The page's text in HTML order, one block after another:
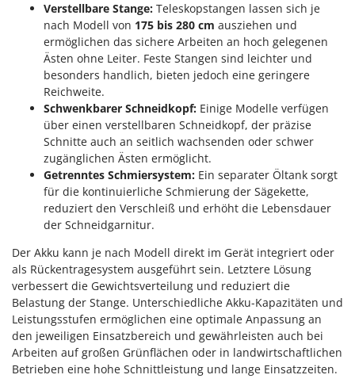
Verstellbare Stange: Teleskopstangen lassen sich je
nach Modell von 175 bis 280 cm ausziehen und
ermöglichen das sichere Arbeiten an hoch gelegenen
Ästen ohne Leiter. Feste Stangen sind leichter und
besonders handlich, bieten jedoch eine geringere
Reichweite.
Schwenkbarer Schneidkopf: Einige Modelle verfügen
über einen verstellbaren Schneidkopf, der präzise
Schnitte auch an seitlich wachsenden oder schwer
zugänglichen Ästen ermöglicht.
Getrenntes Schmiersystem: Ein separater Öltank sorgt
für die kontinuierliche Schmierung der Sägekette,
reduziert den Verschleiß und erhöht die Lebensdauer
der Schneidgarnitur.
Der Akku kann je nach Modell direkt im Gerät integriert oder
als Rückentragesystem ausgeführt sein. Letztere Lösung
verbessert die Gewichtsverteilung und reduziert die
Belastung der Stange. Unterschiedliche Akku-Kapazitäten und
Leistungsstufen ermöglichen eine optimale Anpassung an
den jeweiligen Einsatzbereich und gewährleisten auch bei
Arbeiten auf großen Grünflächen oder in landwirtschaftlichen
Betrieben eine hohe Schnittleistung und lange Einsatzzeiten.